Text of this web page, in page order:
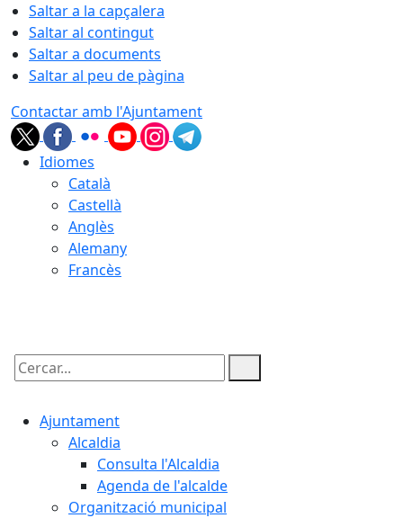
Saltar a la capçalera
Saltar al contingut
Saltar a documents
Saltar al peu de pàgina
Contactar amb l'Ajuntament
Idiomes
Català
Castellà
Anglès
Alemany
Francès
Cercar:
Ajuntament
Alcaldia
Consulta l'Alcaldia
Agenda de l'alcalde
Organització municipal